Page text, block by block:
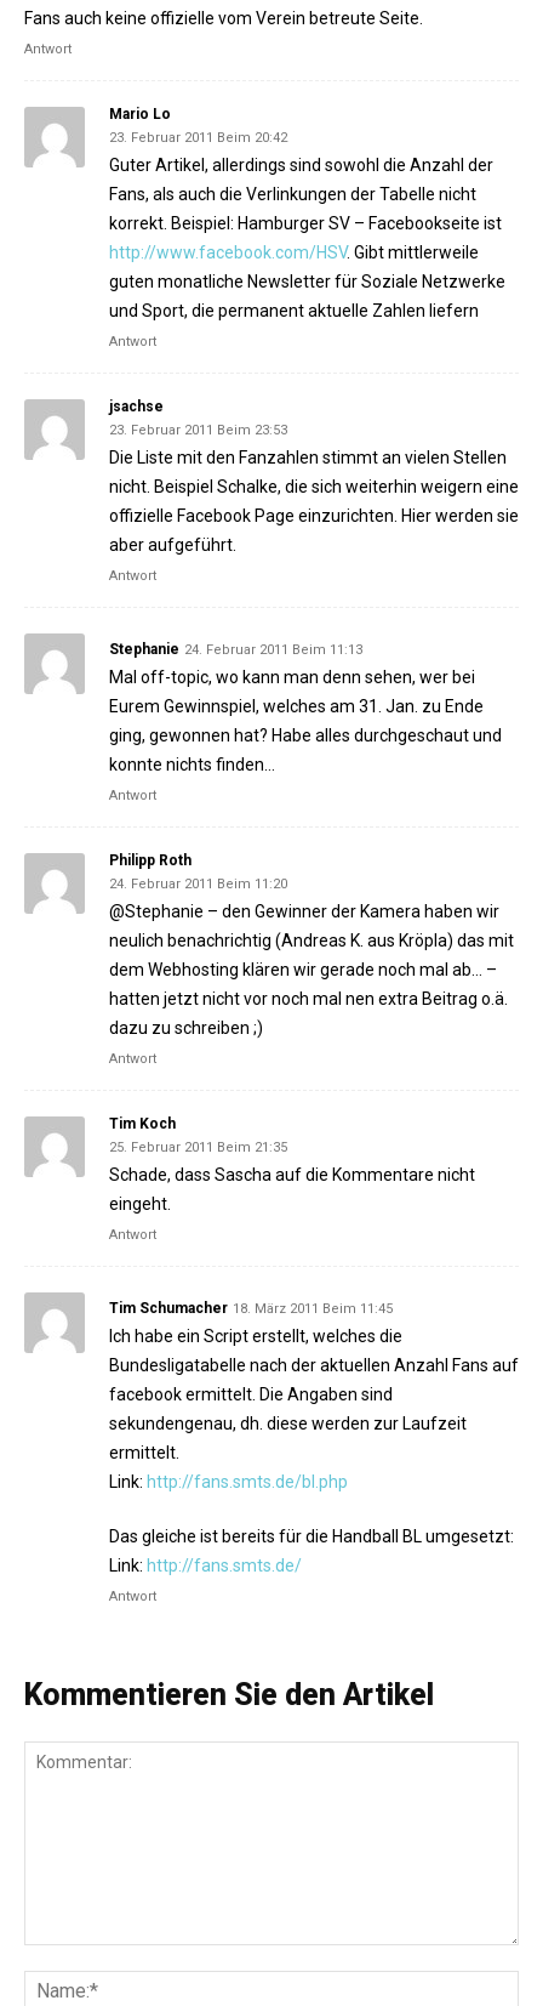
Fans auch keine offizielle vom Verein betreute Seite.
Antwort
Mario Lo
23. Februar 2011 Beim 20:42
Guter Artikel, allerdings sind sowohl die Anzahl der
Fans, als auch die Verlinkungen der Tabelle nicht
korrekt. Beispiel: Hamburger SV – Facebookseite ist
http://www.facebook.com/HSV. Gibt mittlerweile
guten monatliche Newsletter für Soziale Netzwerke
und Sport, die permanent aktuelle Zahlen liefern
Antwort
jsachse
23. Februar 2011 Beim 23:53
Die Liste mit den Fanzahlen stimmt an vielen Stellen
nicht. Beispiel Schalke, die sich weiterhin weigern eine
offizielle Facebook Page einzurichten. Hier werden sie
aber aufgeführt.
Antwort
Stephanie 24. Februar 2011 Beim 11:13
Mal off-topic, wo kann man denn sehen, wer bei
Eurem Gewinnspiel, welches am 31. Jan. zu Ende
ging, gewonnen hat? Habe alles durchgeschaut und
konnte nichts finden…
Antwort
Philipp Roth
24. Februar 2011 Beim 11:20
@Stephanie – den Gewinner der Kamera haben wir
neulich benachrichtig (Andreas K. aus Kröpla) das mit
dem Webhosting klären wir gerade noch mal ab… –
hatten jetzt nicht vor noch mal nen extra Beitrag o.ä.
dazu zu schreiben ;)
Antwort
Tim Koch
25. Februar 2011 Beim 21:35
Schade, dass Sascha auf die Kommentare nicht
eingeht.
Antwort
Tim Schumacher 18. März 2011 Beim 11:45
Ich habe ein Script erstellt, welches die
Bundesligatabelle nach der aktuellen Anzahl Fans auf
facebook ermittelt. Die Angaben sind
sekundengenau, dh. diese werden zur Laufzeit
ermittelt.
Link: http://fans.smts.de/bl.php
Das gleiche ist bereits für die Handball BL umgesetzt:
Link: http://fans.smts.de/
Antwort
Kommentieren Sie den Artikel